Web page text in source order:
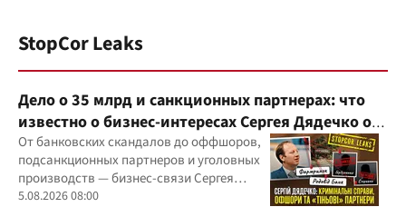
StopCor Leaks
Дело о 35 млрд и санкционных партнерах: что
известно о бизнес-интересах Сергея Дядечко от
"Родовид Банка" до "ФАРМАСЕЛ"
От банковских скандалов до оффшоров,
подсанкционных партнеров и уголовных
производств — бизнес-связи Сергея
Дядечко до сих пор простираются через
5.08.2026 08:00